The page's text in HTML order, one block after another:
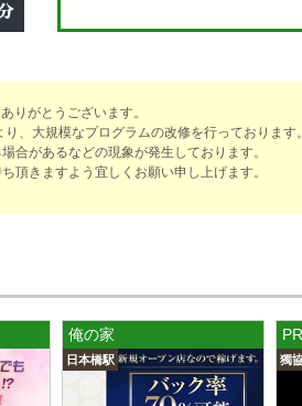
2025/04/14[小倉駅]
歩合率・RANK昇格制度 給与保証・
費負…
2025/04/14[春日井駅]
制服あり、ノルマ、罰金なし 高額報
2025/04/12[伏見駅]
sirena (シレーナ) 錦ルーム
制服あり、ノルマ、罰金なし 高額報
遇や手厚い福利厚生を完備しておりま
りがとうございます。
、大規模なプログラムの改修を行っております。
合があるなどの現象が発生しております。
頂きますよう宜しくお願い申し上げます。
俺の家
日本橋駅 獨